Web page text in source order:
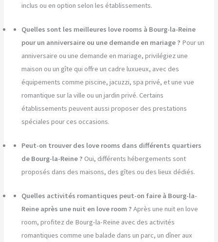
inclus ou en option selon les établissements.
Quelles sont les meilleures love rooms à Bourg-la-Reine
pour un anniversaire ou une demande en mariage ? Pour un
anniversaire ou une demande en mariage, privilégiez une
maison ou un gîte qui offre un cadre luxueux, avec des
équipements comme piscine, jacuzzi, spa privé, et une vue
romantique sur la ville ou un jardin privé. Certains
établissements peuvent aussi proposer des prestations
spéciales pour ces occasions.
Peut-on trouver des love rooms dans différents quartiers
de Bourg-la-Reine ? Oui, différents hébergements sont
proposés dans des maisons, des gîtes ou des lieux dédiés.
Quelles activités romantiques peut-on faire à Bourg-la-
Reine après une nuit en love room ? Après une nuit en love
room, profitez de Bourg-la-Reine avec des activités
romantiques comme une balade dans un parc, un dîner aux